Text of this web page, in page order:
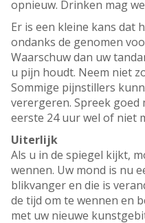
opnieuw. Drinken mag
Er is een kleine kans dat
ondanks de genomen
Waarschuw dan uw
u pijn houdt. Neem niet
Sommige pijnstillers
verergeren. Spreek goed
eerste 24 uur wel of niet
Uiterlijk
Als u in de spiegel kijkt,
wennen. Uw mond is nu
blikvanger en die is
de tijd om te wennen en
met uw nieuwe